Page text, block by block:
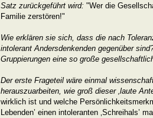
Satz zurückgeführt wird: "Wer die
Familie zerstören!"
Wie erklären sie sich, dass die nach
intolerant Andersdenkenden gegenüber
Gruppierungen eine so große
Der erste Frageteil wäre einmal
herauszuarbeiten, wie groß dieser ‚laute
wirklich ist und welche
Lebenden’ einen intoleranten ‚Schreihals’